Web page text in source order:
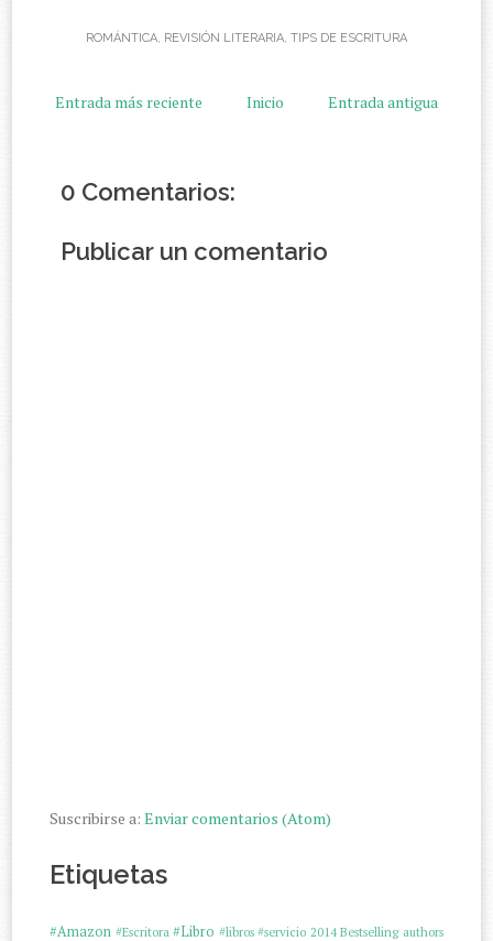
ROMÁNTICA, REVISIÓN LITERARIA, TIPS DE ESCRITURA
Entrada más reciente Entrada antigua
Inicio
0 Comentarios:
Publicar un comentario
Suscribirse a:Enviar comentarios (Atom)
Etiquetas
#Amazon #Escritora #Libro #libros #servicio 2014 Bestselling authors